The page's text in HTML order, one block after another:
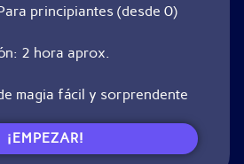
principiantes (desde 0)
2 hora aprox.
magia fácil y sorprendente
¡EMPEZAR!